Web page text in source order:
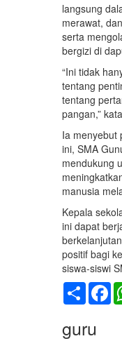
langsung
merawat,
serta
bergizi di
“Ini tidak
tentang
tentang
pangan,”
Ia menyebut
ini, SMA
mendukung
manusia
Kepala
ini dapat
positif bagi
siswa-siswi
Share
guru